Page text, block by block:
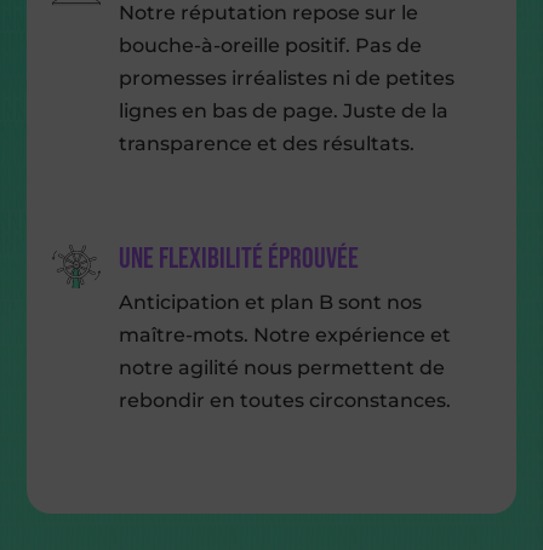
Notre réputation repose sur le
bouche-à-oreille positif. Pas de
promesses irréalistes ni de petites
lignes en bas de page. Juste de la
transparence et des résultats.
Une flexibilité éprouvée
Anticipation et plan B sont nos
maître-mots. Notre expérience et
notre agilité nous permettent de
rebondir en toutes circonstances.